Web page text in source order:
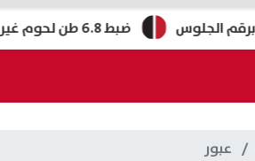
ضبط 6.8 طن لحوم غير صالحة للاستهلاك خلال حملات الطب البيطري بالفيوم
عبور